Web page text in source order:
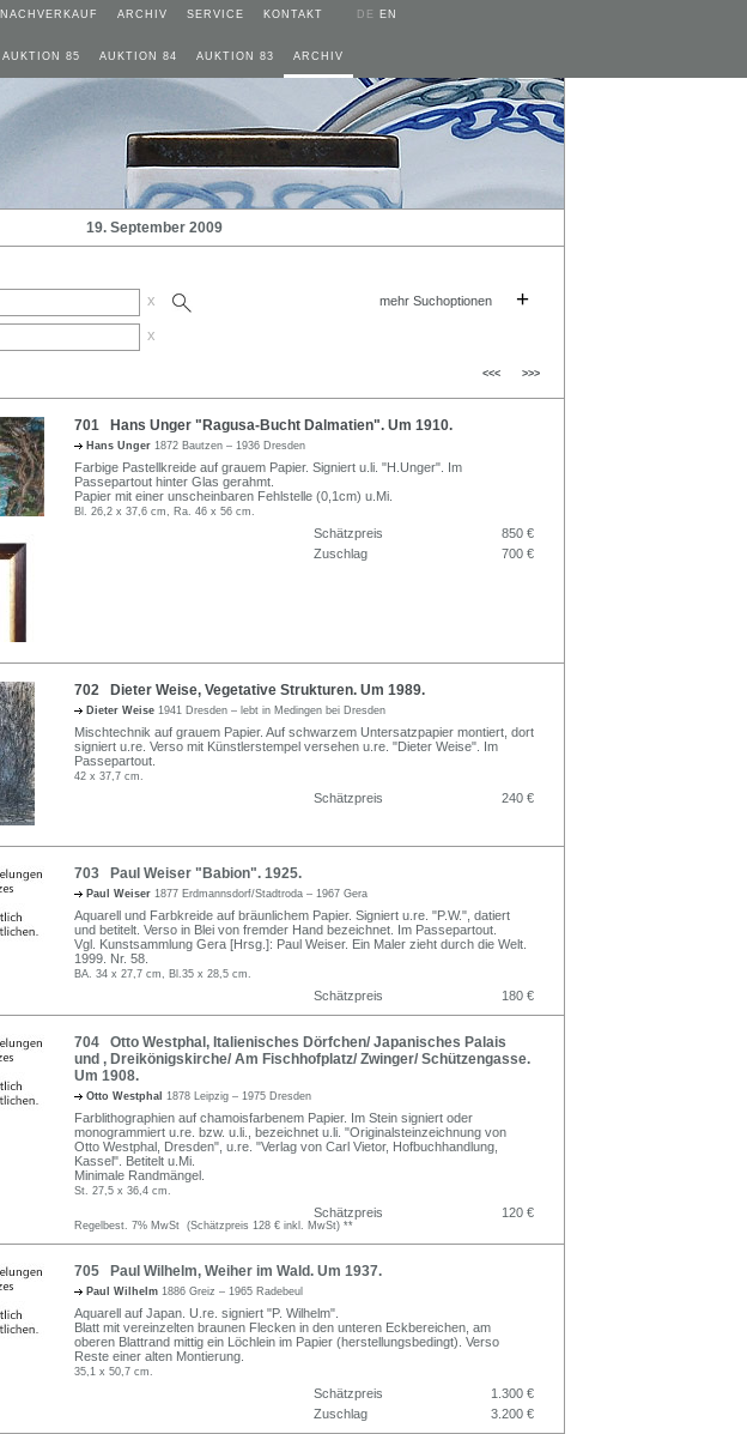
NACHVERKAUF ARCHIV SERVICE KONTAKT DE EN
AUKTION 85 AUKTION 84 AUKTION 83 ARCHIV
19. September 2009
x mehr Suchoptionen +
x
<<< >>>
701 Hans Unger "Ragusa-Bucht Dalmatien". Um 1910.
Hans Unger 1872 Bautzen – 1936 Dresden
Farbige Pastellkreide auf grauem Papier. Signiert u.li. "H.Unger". Im
Passepartout hinter Glas gerahmt.
Papier mit einer unscheinbaren Fehlstelle (0,1cm) u.Mi.
Bl. 26,2 x 37,6 cm, Ra. 46 x 56 cm.
Schätzpreis
850 €
Zuschlag
700 €
702 Dieter Weise, Vegetative Strukturen. Um 1989.
Dieter Weise 1941 Dresden – lebt in Medingen bei Dresden
Mischtechnik auf grauem Papier. Auf schwarzem Untersatzpapier montiert, dort
signiert u.re. Verso mit Künstlerstempel versehen u.re. "Dieter Weise". Im
Passepartout.
42 x 37,7 cm.
Schätzpreis 240 €
703 Paul Weiser "Babion". 1925.
Paul Weiser 1877 Erdmannsdorf/Stadtroda – 1967 Gera
Aquarell und Farbkreide auf bräunlichem Papier. Signiert u.re. "P.W.", datiert
und betitelt. Verso in Blei von fremder Hand bezeichnet. Im Passepartout.
Vgl. Kunstsammlung Gera [Hrsg.]: Paul Weiser. Ein Maler zieht durch die Welt.
1999. Nr. 58.
BA. 34 x 27,7 cm, Bl.35 x 28,5 cm.
Schätzpreis 180 €
704 Otto Westphal, Italienisches Dörfchen/ Japanisches Palais
und , Dreikönigskirche/ Am Fischhofplatz/ Zwinger/ Schützengasse.
Um 1908.
Otto Westphal 1878 Leipzig – 1975 Dresden
Farblithographien auf chamoisfarbenem Papier. Im Stein signiert oder
monogrammiert u.re. bzw. u.li., bezeichnet u.li. "Originalsteinzeichnung von
Otto Westphal, Dresden", u.re. "Verlag von Carl Vietor, Hofbuchhandlung,
Kassel". Betitelt u.Mi.
Minimale Randmängel.
St. 27,5 x 36,4 cm.
Schätzpreis 120 €
Regelbest. 7% MwSt (Schätzpreis 128 € inkl. MwSt) **
705 Paul Wilhelm, Weiher im Wald. Um 1937.
Paul Wilhelm 1886 Greiz – 1965 Radebeul
Aquarell auf Japan. U.re. signiert "P. Wilhelm".
Blatt mit vereinzelten braunen Flecken in den unteren Eckbereichen, am
oberen Blattrand mittig ein Löchlein im Papier (herstellungsbedingt). Verso
Reste einer alten Montierung.
35,1 x 50,7 cm.
Schätzpreis
1.300 €
Zuschlag
3.200 €